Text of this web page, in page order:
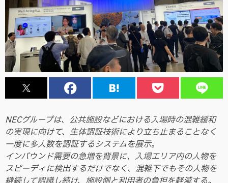
NECグループは、公共施設などにおける入場時の混雑緩和
の実現に向けて、生体認証技術により立ち止まることなく
一度に多人数を認証するシステムを展示。
インバウンド需要の急増を背景に、入場エリア内の人物を
スピーディに検出するだけでなく、混雑下でもその人物を